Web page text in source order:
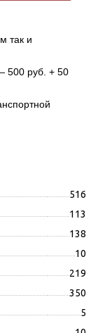
так и
500 руб. + 50
516
113
138
10
219
350
5